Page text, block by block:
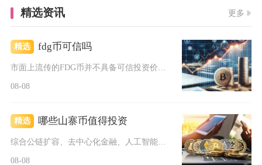
精选资讯 更多
精选 fdg币可信吗
08-08
精选 哪些山寨币值得投资
综合公链扩容、去中心化金融、人工智能算力与隐私支付四大赛道的...
08-08